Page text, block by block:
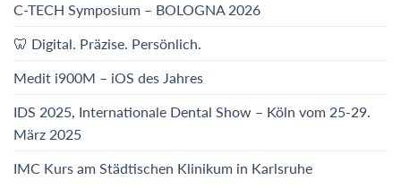
C-TECH Symposium – BOLOGNA 2026
🦷 Digital. Präzise. Persönlich.
Medit i900M – iOS des Jahres
IDS 2025, Internationale Dental Show – Köln vom 25-29.
März 2025
IMC Kurs am Städtischen Klinikum in Karlsruhe